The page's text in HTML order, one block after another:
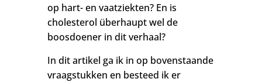
op hart- en vaatziekten? En is
cholesterol überhaupt wel de
boosdoener in dit verhaal?
In dit artikel ga ik in op bovenstaande
vraagstukken en besteed ik er